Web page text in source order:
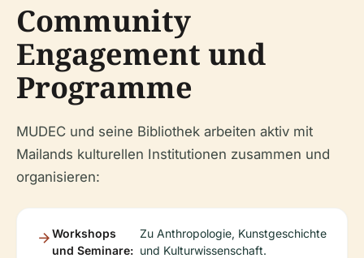
Community
Engagement und
Programme
MUDEC und seine Bibliothek arbeiten aktiv mit
Mailands kulturellen Institutionen zusammen und
organisieren:
Workshops
und Seminare:
Zu Anthropologie, Kunstgeschichte
und Kulturwissenschaft.